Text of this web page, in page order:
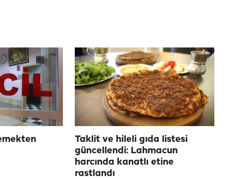
Taklit ve hileli gıda listesi
güncellendi: Lahmacun
harcında kanatlı etine
rastlandı